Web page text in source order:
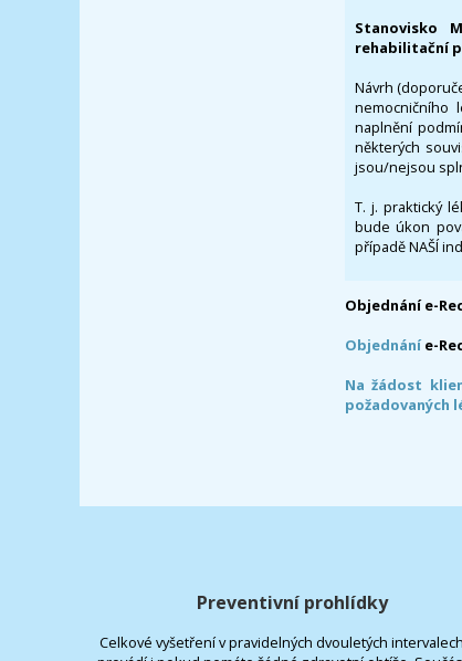
Stanovisko
rehabilitační
Návrh
nemocničního
naplnění
některých
jsou/nejsou
T. j. praktický
bude úkon
případě NAŠÍ
Objednání e-
Objednáníe-
Na žádost
požadovaných
Preventivní prohlídky
Celkové vyšetření v pravidelných dvouletých